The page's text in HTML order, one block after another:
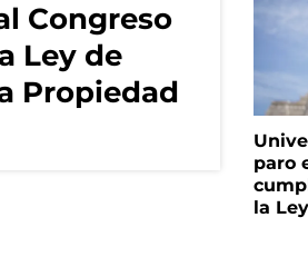
Congreso
Ley de
Propiedad
paro
la